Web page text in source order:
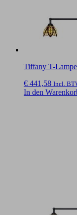
Tiffany T-
€ 441,58 Incl.
In den